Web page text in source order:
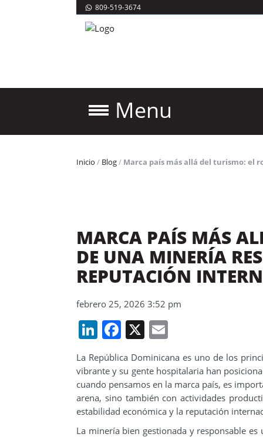
809-519-3674
Menu
Inicio / Blog/ Marca país más allá del turismo: el
MARCA PAÍS MÁS
DE UNA MINERÍA
REPUTACIÓN
febrero 25, 2026 3:52 pm
LinkedIn
Facebook
X
La República Dominicana es uno de los
vibrante y su gente hospitalaria han
cuando pensamos en la marca país, es
arena, sino también con actividades
estabilidad económica y la reputación
La minería bien gestionada y responsable